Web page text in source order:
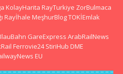
KolayHarita RayTurkiye ZorBulmaca
Rayİhale MeşhurBlogTOKİEmlak
GareExpress ArabRailNews
Ferrovie24 StiriHub DME
EU